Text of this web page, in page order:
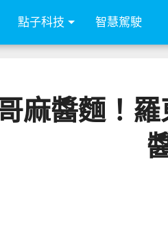
點子科技 智慧駕駛
麻醬麵！